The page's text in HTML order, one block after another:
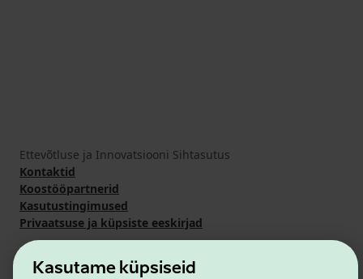
Kasutame küpsiseid
Ettevõtluse ja Innovatsiooni Sihtasutus
Kontaktid
Koostööpartnerid
Kasutustingimused
Privaatsuse ja küpsiste eeskirjad